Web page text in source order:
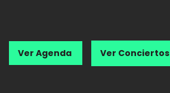
Ver Agenda Ver Conciertos